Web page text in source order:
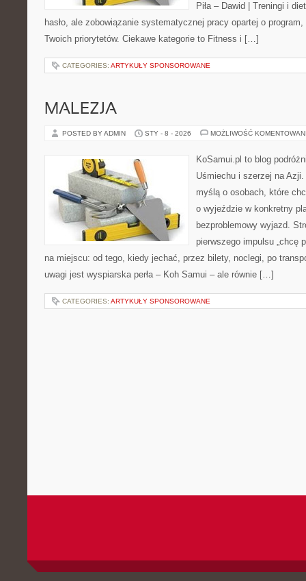
Piła – Dawid | Treningi i
hasło, ale zobowiązanie systematycznej pracy opartej o
Twoich priorytetów. Ciekawe kategorie to Fitness i […]
CATEGORIES: ARTYKUŁY SPONSOROWANE
MALEZJA
POSTED BY ADMIN STY - 8 - 2026 MOŻLIWOŚĆ
KoSamui.pl to blog
Uśmiechu i szerzej na
myślą o osobach, które
o wyjeździe w konkretny
bezproblemowy wyjazd.
pierwszego impulsu „chcę
na miejscu: od tego, kiedy jechać, przez bilety, noclegi, po
uwagi jest wyspiarska perła – Koh Samui – ale równie […]
CATEGORIES: ARTYKUŁY SPONSOROWANE